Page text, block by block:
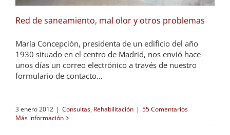
Red de saneamiento, mal olor y otros problemas
María Concepción, presidenta de un edificio del año
1930 situado en el centro de Madrid, nos envió hace
unos días un correo electrónico a través de nuestro
formulario de contacto…
3 enero 2012 | Consultas, Rehabilitación | 55 Comentarios
Más información